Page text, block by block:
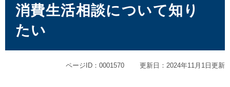
消費生活相談について知り
たい
ページID：0001570 更新日：2024年11月1日更新